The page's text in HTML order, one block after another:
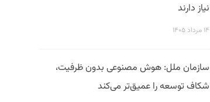
نیاز دارند
۱۴ مرداد ۱۴۰۵
سازمان ملل: هوش مصنوعی بدون ظرفیت،
شکاف توسعه را عمیق‌تر می‌کند